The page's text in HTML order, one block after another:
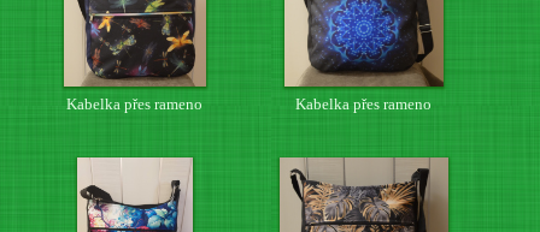
Kabelka přes rameno Kabelka přes rameno